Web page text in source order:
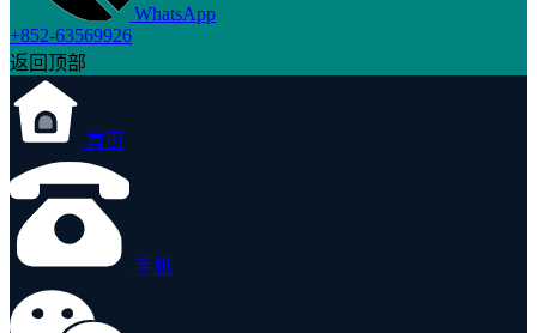
WhatsApp
+852-63569926
返回顶部
首页
手机